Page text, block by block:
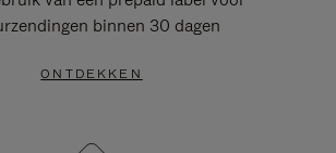
binnen 30 dagen
ONTDEKKEN